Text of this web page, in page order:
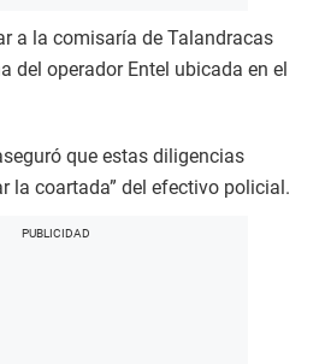
a la comisaría de Talandracas
del operador Entel ubicada en el
que estas diligencias
la coartada” del efectivo policial.